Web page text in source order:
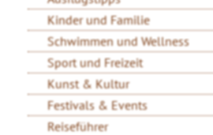
Kinder und Familie
Schwimmen und Wellness
Sport und Freizeit
Kunst & Kultur
Festivals & Events
Reiseführer